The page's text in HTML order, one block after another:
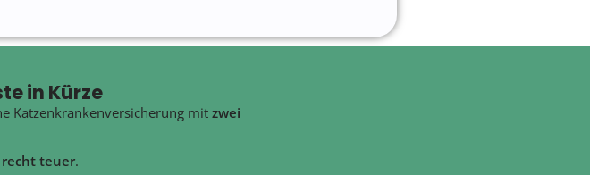
in Kürze
Katzenkrankenversicherung mit zwei
recht teuer.